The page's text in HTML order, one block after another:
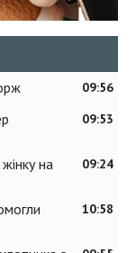
09:56
09:53
09:24
на
10:58